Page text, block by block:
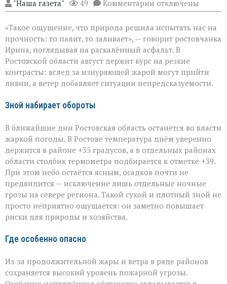
"Наша газета" 49 Комментарии к
записи
на
Дону:
между
зноем
и
грозами
отключены
«Такое ощущение, что природа решила испытать нас на
прочность: то палит, то заливает», — говорит ростовчанка
Ирина, поглядывая на раскалённый асфальт. В
Ростовской области август держит курс на резкие
контрасты: вслед за изнуряющей жарой могут прийти
ливни, а ветер добавляет ситуации непредсказуемости.
Зной набирает обороты
В ближайшие дни Ростовская область останется во власти
жаркой погоды. В Ростове температура днём уверенно
держится в районе +35 градусов, а в отдельных районах
области столбик термометра подбирается к отметке +39.
При этом небо остаётся ясным, осадков почти не
предвидится — исключение лишь отдельные ночные
грозы на севере региона. Такой сухой и плотный зной не
просто неприятно ощущается: он заметно повышает
риски для природы и хозяйства.
Где особенно опасно
Из-за продолжительной жары и ветра в ряде районов
сохраняется высокий уровень пожарной угрозы.